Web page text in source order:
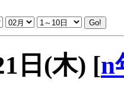
日(木) [n